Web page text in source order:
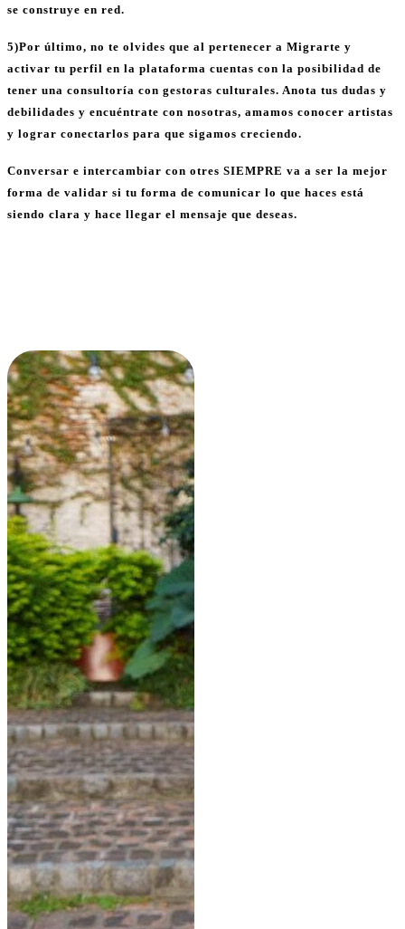
se construye en red.
5)Por último, no te olvides que al pertenecer a Migrarte y
activar tu perfil en la plataforma cuentas con la posibilidad de
tener una consultoría con gestoras culturales. Anota tus dudas y
debilidades y encuéntrate con nosotras, amamos conocer artistas
y lograr conectarlos para que sigamos creciendo.
Conversar e intercambiar con otres SIEMPRE va a ser la mejor
forma de validar si tu forma de comunicar lo que haces está
siendo clara y hace llegar el mensaje que deseas.